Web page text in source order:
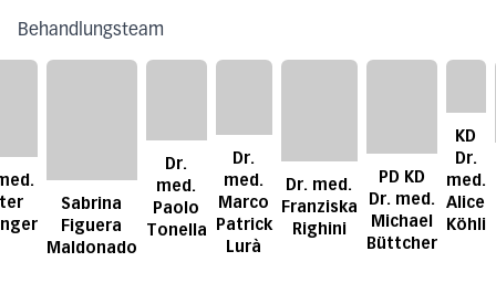
Behandlungsteam
Sabrina
Figuera
Maldonado
Dr.
med.
Paolo
Tonella
Dr.
med.
Marco
Patrick
Lurà
Dr. med.
Franziska
Righini
PD KD
Dr. med.
Michael
Büttcher
KD
Dr.
med.
Alice
Köhli